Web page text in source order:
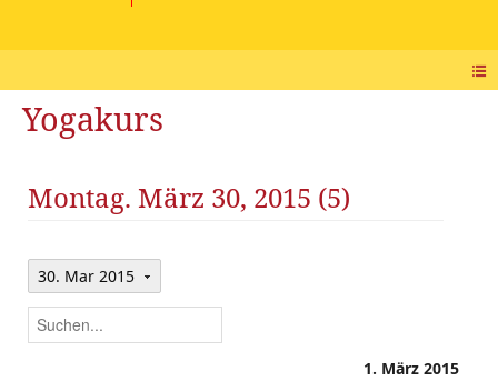
Yogakurs
Montag. März 30, 2015 (5)
30. Mar 2015
1. März 2015